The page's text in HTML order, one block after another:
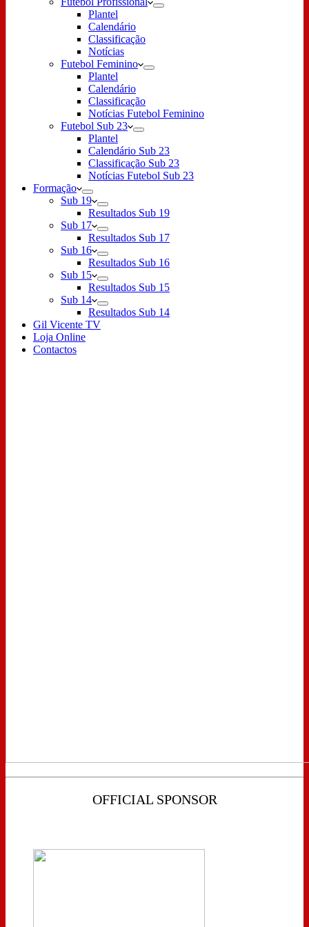
Plantel
Calendário
Classificação
Notícias
Futebol Feminino
Plantel
Calendário
Classificação
Notícias Futebol Feminino
Futebol Sub 23
Plantel
Calendário Sub 23
Classificação Sub 23
Notícias Futebol Sub 23
Formação
Sub 19
Resultados Sub 19
Sub 17
Resultados Sub 17
Sub 16
Resultados Sub 16
Sub 15
Resultados Sub 15
Sub 14
Resultados Sub 14
Gil Vicente TV
Loja Online
Contactos
OFFICIAL SPONSOR